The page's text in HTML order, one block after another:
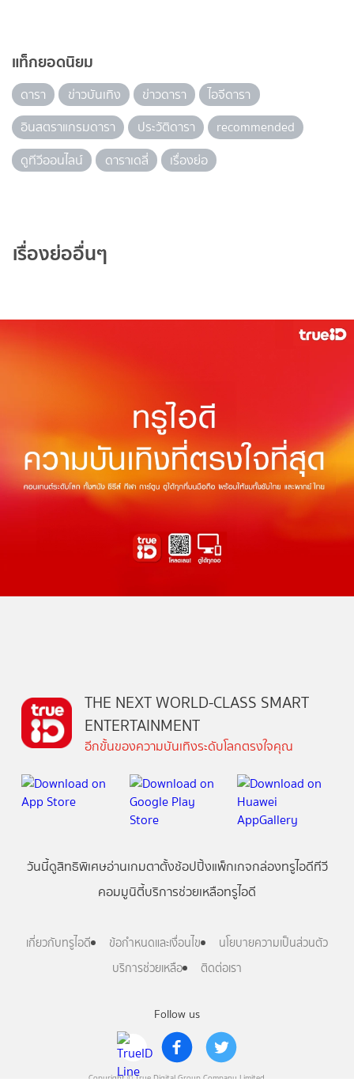
แท็กยอดนิยม
ดารา ข่าวบันเทิง ข่าวดารา
ไอจีดารา
อินสตราแกรมดารา
ประวัติดารา
recommended
ดูทีวีออนไลน์
ดาราเดลี่ เรื่องย่อ
เรื่องย่ออื่นๆ
Follow us
Copyright © True Digital Group Company Limited.
THE NEXT WORLD-CLASS SMART
ENTERTAINMENT
อีกขั้นของความบันเทิงระดับโลกตรงใจคุณ
วันนี้ดูสิทธิพิเศษอ่านเกมตาตั้งช้อปปิ้งแพ็กเกจกล่องทรูไอดีทีวี
คอมมูนิตี้บริการช่วยเหลือทรูไอดี
เกี่ยวกับทรูไอดี ข้อกำหนดและเงื่อนไข
นโยบายความเป็นส่วนตัว
บริการช่วยเหลือ
ติดต่อเรา